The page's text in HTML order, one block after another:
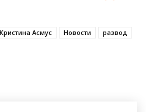
Кристина Асмус Новости развод